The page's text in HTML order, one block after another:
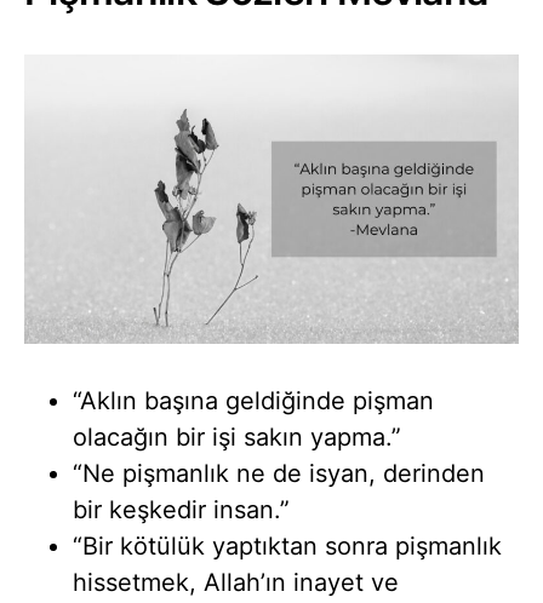
“Aklın başına geldiğinde pişman
olacağın bir işi sakın yapma.”
“Ne pişmanlık ne de isyan, derinden
bir keşkedir insan.”
“Bir kötülük yaptıktan sonra pişmanlık
hissetmek, Allah’ın inayet ve